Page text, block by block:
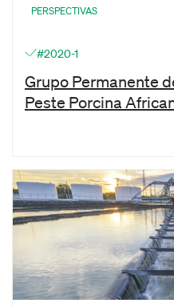
PERSPECTIVAS
#2020-1
Grupo Permanente
Peste Porcina